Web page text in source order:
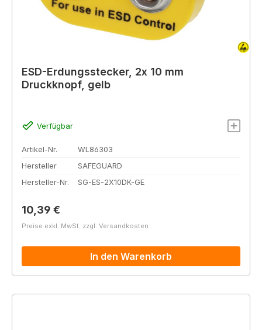
ESD-Erdungsstecker, 2x 10 mm
Druckknopf, gelb
Verfügbar
Artikel-Nr.
WL86303
Hersteller
SAFEGUARD
Hersteller-Nr.
SG-ES-2X10DK-GE
Regulärer Preis:
10,39 €
Preise exkl. MwSt. zzgl. Versandkosten
In den Warenkorb